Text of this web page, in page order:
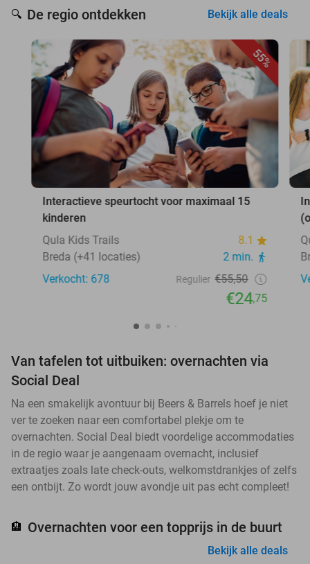
🔍 De regio ontdekken Bekijk alle deals
55%
Interactieve speurtocht voor maximaal 15
kinderen
Qula Kids Trails
8.1
Breda (+41 locaties)
2 min.
Verkocht: 678
Regulier €55,50
€24,75
Van tafelen tot uitbuiken: overnachten via
Social Deal
Na een smakelijk avontuur bij Beers & Barrels hoef je niet
ver te zoeken naar een comfortabel plekje om te
overnachten. Social Deal biedt voordelige accommodaties
in de regio waar je aangenaam overnacht, inclusief
extraatjes zoals late check-outs, welkomstdrankjes of zelfs
een ontbijt. Zo wordt jouw avondje uit pas echt compleet!
🏨 Overnachten voor een topprijs in de buurt
Bekijk alle deals